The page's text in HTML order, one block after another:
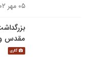
۰۵ مهر ۱۴۰۲
مقدس و
گالری